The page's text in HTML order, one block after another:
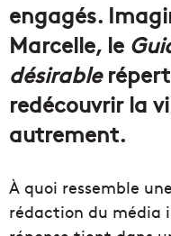
engagés.
Marcelle, le
désirable
redécouvrir la
autrement.
À quoi ressemble
rédaction du média